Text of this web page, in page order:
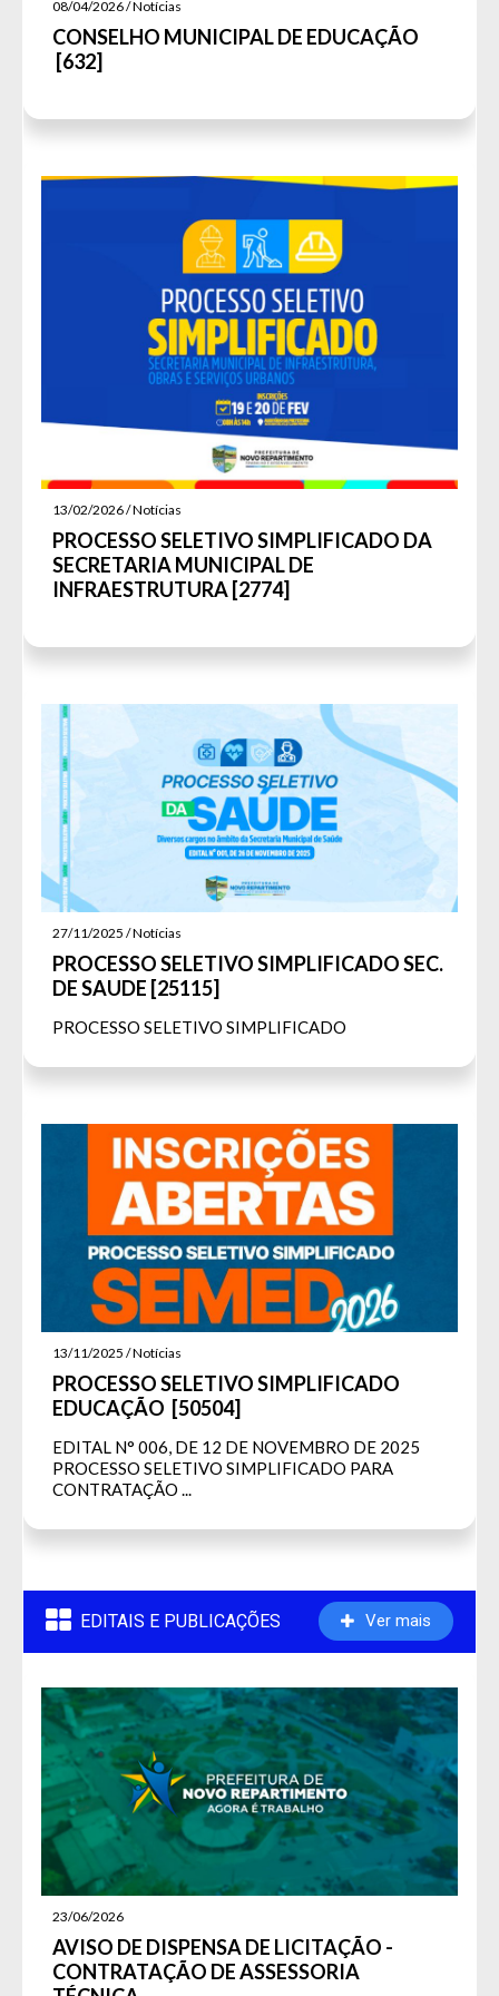
08/04/2026 / Notícias
CONSELHO MUNICIPAL DE EDUCAÇÃO
[632]
13/02/2026 / Notícias
PROCESSO SELETIVO SIMPLIFICADO DA
SECRETARIA MUNICIPAL DE
INFRAESTRUTURA [2774]
27/11/2025 / Notícias
PROCESSO SELETIVO SIMPLIFICADO SEC.
DE SAUDE [25115]
PROCESSO SELETIVO SIMPLIFICADO
13/11/2025 / Notícias
PROCESSO SELETIVO SIMPLIFICADO
EDUCAÇÃO [50504]
EDITAL N° 006, DE 12 DE NOVEMBRO DE 2025
PROCESSO SELETIVO SIMPLIFICADO PARA
CONTRATAÇÃO ...
EDITAIS E PUBLICAÇÕES Ver mais
23/06/2026
AVISO DE DISPENSA DE LICITAÇÃO -
CONTRATAÇÃO DE ASSESSORIA
Acessibilidade
Digite apenas o "usuário" sem @dominio!
Contatos e Endereço
Fale Conosco